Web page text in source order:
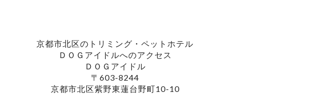
京都市北区のトリミング・ペットホテル
ＤＯＧアイドルへのアクセス
ＤＯＧアイドル
〒603-8244
京都市北区紫野東蓮台野町10-10